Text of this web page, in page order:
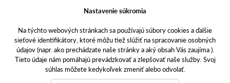
COOKIES
FACEBOOK - Sledujte nás
YOUTUBE - Prihláste sa na odber
Nastavenie súkromia
Na týchto webových stránkach sa používajú súbory cookies a ďalšie
sieťové identifikátory, ktoré môžu tiež slúžiť na spracovanie osobných
údajov (napr. ako prechádzate naše stránky a aký obsah Vás zaujíma ).
Tieto údaje nám pomáhajú prevádzkovať a zlepšovať naše služby. Svoj
súhlas môžete kedykoľvek zmeniť alebo odvolať.